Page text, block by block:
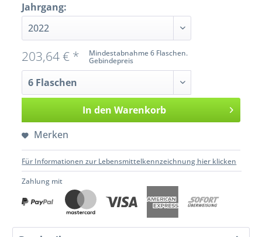
Jahrgang:
Mindestabnahme 6 Flaschen.
Gebindepreis
203,64 € *
In den Warenkorb
Merken
Für Informationen zur Lebensmittelkennzeichnung hier klicken
Zahlung mit